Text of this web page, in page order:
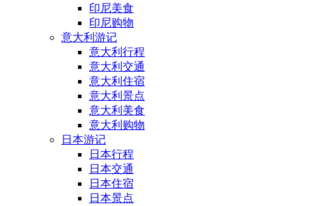
印尼美食
印尼购物
意大利游记
意大利行程
意大利交通
意大利住宿
意大利景点
意大利美食
意大利购物
日本游记
日本行程
日本交通
日本住宿
日本景点